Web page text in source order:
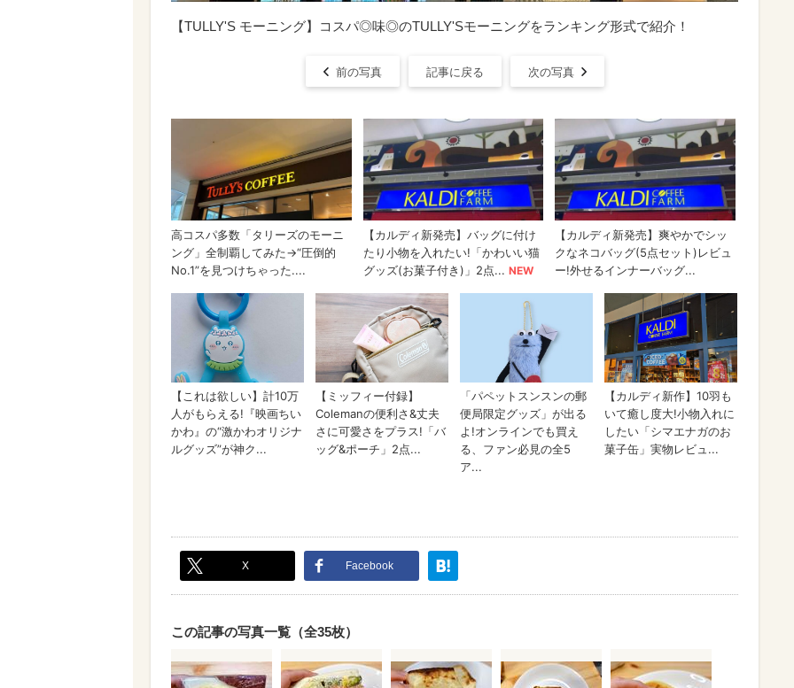
【TULLY'S モーニング】コスパ◎味◎のTULLY'Sモーニングをランキング形式で紹介！
前の写真 記事に戻る 次の写真
X Facebook
この記事の写真一覧（全35枚）